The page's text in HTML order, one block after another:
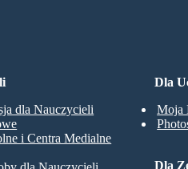
Dla
Moja
dla Nauczycieli
i Centra Medialne
Dla